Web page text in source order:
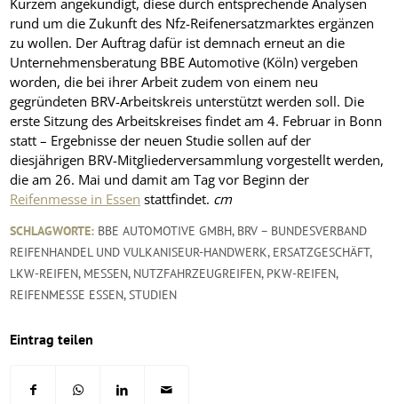
rund um die Zukunft des Nfz-Reifenersatzmarktes ergänzen
zu wollen. Der Auftrag dafür ist demnach erneut an die
Unternehmensberatung BBE Automotive (Köln) vergeben
worden, die bei ihrer Arbeit zudem von einem neu
gegründeten BRV-Arbeitskreis unterstützt werden soll. Die
erste Sitzung des Arbeitskreises findet am 4. Februar in Bonn
statt – Ergebnisse der neuen Studie sollen auf der
diesjährigen BRV-Mitgliederversammlung vorgestellt werden,
die am 26. Mai und damit am Tag vor Beginn der
Reifenmesse in Essen stattfindet. cm
SCHLAGWORTE: BBE AUTOMOTIVE GMBH, BRV – BUNDESVERBAND
REIFENHANDEL UND VULKANISEUR-HANDWERK, ERSATZGESCHÄFT,
LKW-REIFEN, MESSEN, NUTZFAHRZEUGREIFEN, PKW-REIFEN,
REIFENMESSE ESSEN, STUDIEN
Eintrag teilen